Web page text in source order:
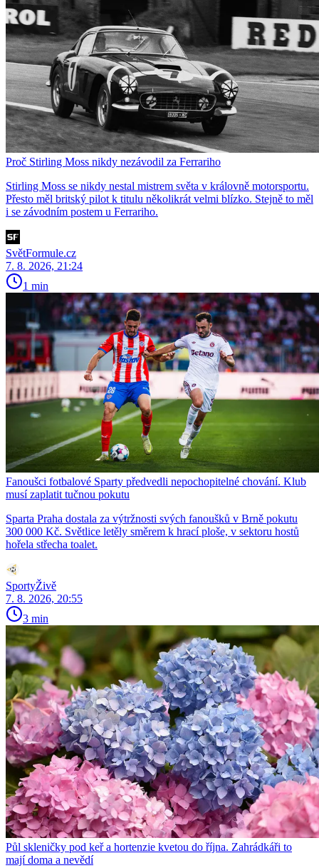
Proč Stirling Moss nikdy nezávodil za Ferrariho
Stirling Moss se nikdy nestal mistrem světa v královně motorsportu.
Přesto měl britský pilot k titulu několikrát velmi blízko. Stejně to měl
i se závodním postem u Ferrariho.
SvětFormule.cz
7. 8. 2026, 21:24
1 min
Fanoušci fotbalové Sparty předvedli nepochopitelné chování. Klub
musí zaplatit tučnou pokutu
Sparta Praha dostala za výtržnosti svých fanoušků v Brně pokutu
300 000 Kč. Světlice letěly směrem k hrací ploše, v sektoru hostů
hořela střecha toalet.
SportyŽivě
7. 8. 2026, 20:55
3 min
Půl skleničky pod keř a hortenzie kvetou do října. Zahrádkáři to
mají doma a nevědí